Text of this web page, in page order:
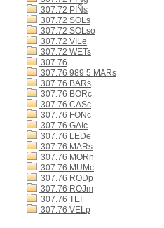
307.72 PIÑs
307.72 SOLs
307.72 SOLso
307.72 VILe
307.72 WETs
307.76
307.76 989 5 MARs
307.76 BARs
307.76 BORc
307.76 CASc
307.76 FONc
307.76 GAIc
307.76 LEDe
307.76 MARs
307.76 MORn
307.76 MUMc
307.76 RODp
307.76 ROJm
307.76 TEI
307.76 VELp